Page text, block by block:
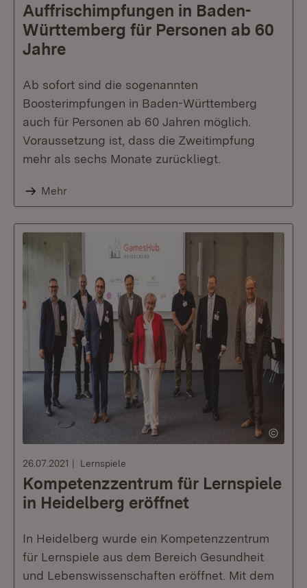
Auffrischimpfungen in Baden-
Württemberg für Personen ab 60
Jahre
Ab sofort sind die sogenannten
Boosterimpfungen in Baden-Württemberg
auch für Personen ab 60 Jahren möglich.
Voraussetzung ist, dass die Zweitimpfung
mehr als sechs Monate zurückliegt.
Mehr
26.07.2021 Lernspiele
Kompetenzzentrum für Lernspiele
in Heidelberg eröffnet
In Heidelberg wurde ein Kompetenzzentrum
für Lernspiele aus dem Bereich Gesundheit
und Lebenswissenschaften eröffnet. Mit dem